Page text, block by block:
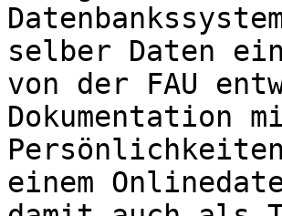
selber Daten
von der FAU
Dokumentation
einem